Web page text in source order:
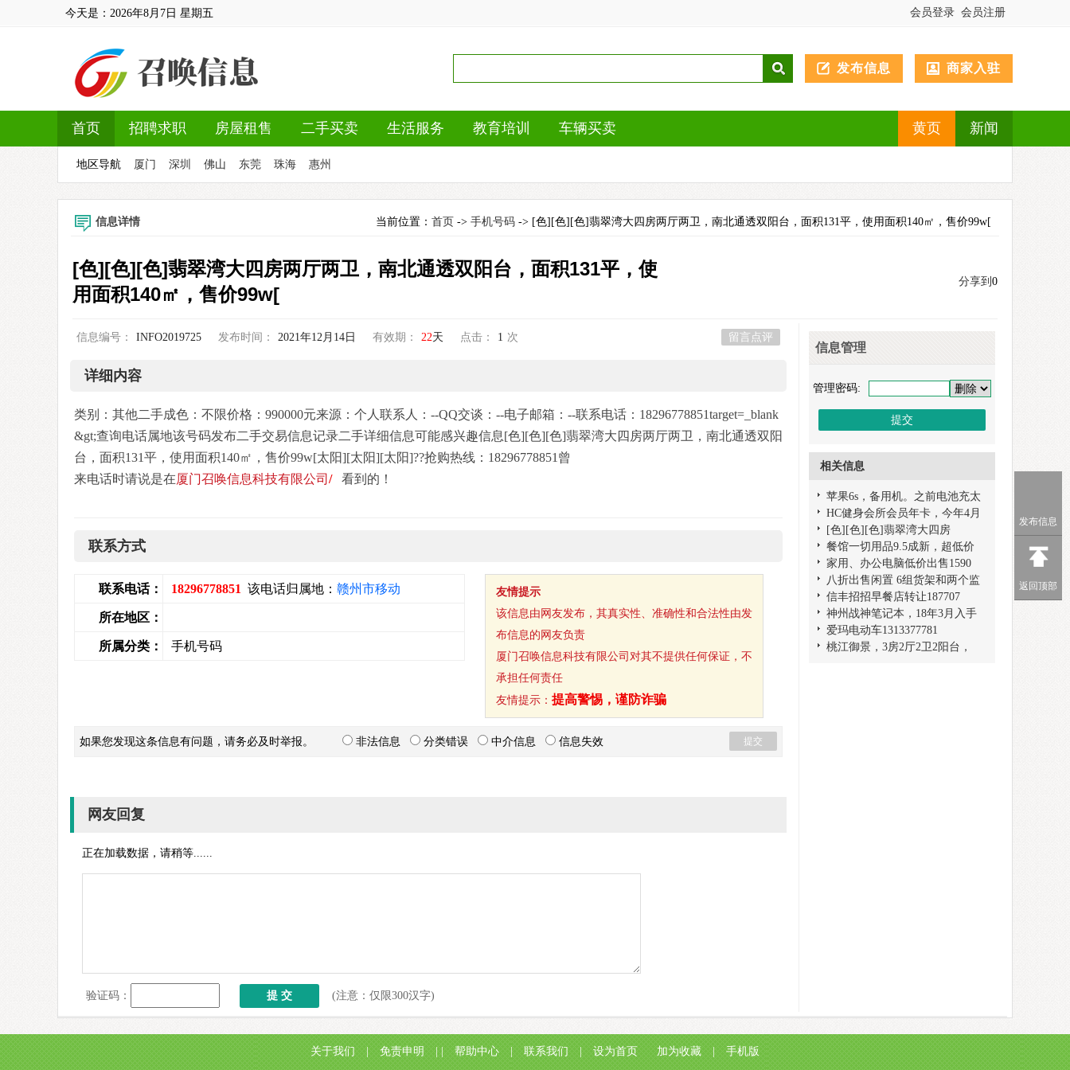
今天是： 2026年8月7日 星期五 会员登录 会员注册
发布信息 商家入驻
首页 招聘求职 房屋租售 二手买卖 生活服务 教育培训 车辆买卖 新闻
黄页
地区导航 厦门 深圳 佛山 东莞 珠海 惠州
信息详情 当前位置： 首页 -> 手机号码 -> [色][色][色]翡翠湾大四房两厅两卫，南北通透双阳台，面积131平，使用面积140㎡，售价99w[
[色][色][色]翡翠湾大四房两厅两卫，南北通透双阳台，面积131平，使
用面积140㎡，售价99w[
分享到 0
信息编号： INFO2019725 发布时间： 2021年12月14日 有效期： 22天 点击： 1 次 留言点评
详细内容
类别：其他二手成色：不限价格：990000元来源：个人联系人：--QQ交谈：--电子邮箱：--联系电话：18296778851target=_blank
&gt;查询电话属地该号码发布二手交易信息记录二手详细信息可能感兴趣信息[色][色][色]翡翠湾大四房两厅两卫，南北通透双阳
台，面积131平，使用面积140㎡，售价99w[太阳][太阳][太阳]??抢购热线：18296778851曾
来电话时请说是在厦门召唤信息科技有限公司 / 看到的！
联系方式
联系电话： 18296778851 该电话归属地： 赣州市移动
所在地区：
所属分类： 手机号码
友情提示
该信息由网友发布，其真实性、准确性和合法性由发
布信息的网友负责
厦门召唤信息科技有限公司对其不提供任何保证，不
承担任何责任
友情提示： 提高警惕，谨防诈骗
如果您发现这条信息有问题，请务必及时举报。 非法信息 分类错误 中介信息 信息失效
网友回复
正在加载数据，请稍等......
验证码： (注意：仅限300汉字)
信息管理
管理密码:
相关信息
苹果6s，备用机。之前电池充太
HC健身会所会员年卡，今年4月
[色][色][色]翡翠湾大四房
餐馆一切用品9.5成新，超低价
家用、办公电脑低价出售1590
八折出售闲置 6组货架和两个监
信丰招招早餐店转让187707
神州战神笔记本，18年3月入手
爱玛电动车1313377781
桃江御景，3房2厅2卫2阳台，
关于我们 | 免责申明 | | 帮助中心 | 联系我们 | 设为首页 加为收藏 | 手机版
发布信息
返回顶部